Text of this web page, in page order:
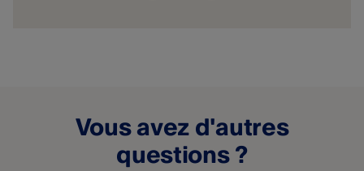
Vous avez d'autres
questions ?